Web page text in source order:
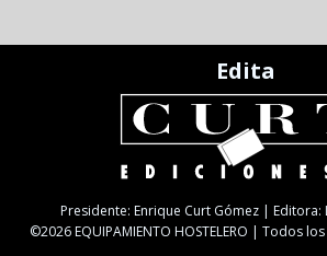
Edita
Presidente: Enrique Curt Gómez | Editora:
©2026 EQUIPAMIENTO HOSTELERO | Todos